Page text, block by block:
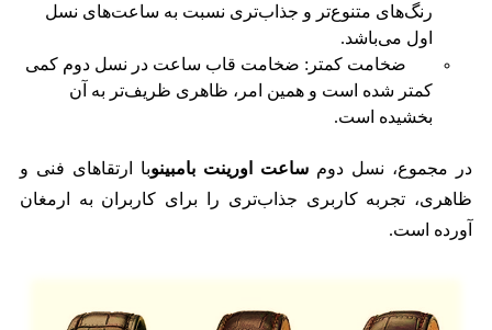
رنگ‌های متنوع‌تر و جذاب‌تری نسبت به ساعت‌های نسل
اول می‌باشد.
ضخامت کمتر: ضخامت قاب ساعت در نسل دوم کمی
کمتر شده است و همین امر، ظاهری ظریف‌تر به آن
بخشیده است.
در مجموع، نسل دوم ساعت اورینت بامبینوبا ارتقاهای فنی و
ظاهری، تجربه کاربری جذاب‌تری را برای کاربران به ارمغان
آورده است.